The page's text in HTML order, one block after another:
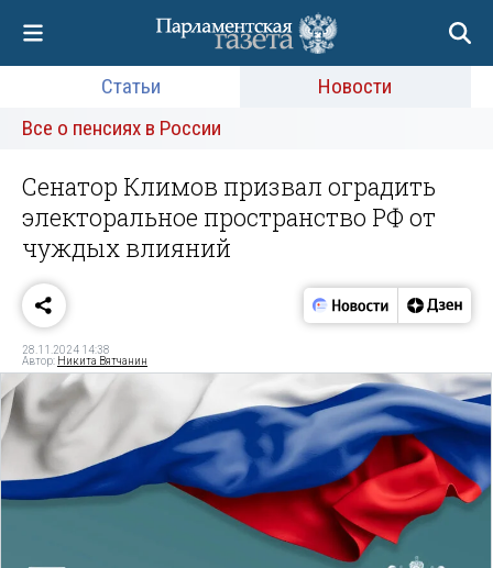
Статьи
Новости
Все о пенсиях в России
Сенатор Климов призвал оградить
электоральное пространство РФ от
чуждых влияний
28.11.2024 14:38
Автор: Никита Вятчанин